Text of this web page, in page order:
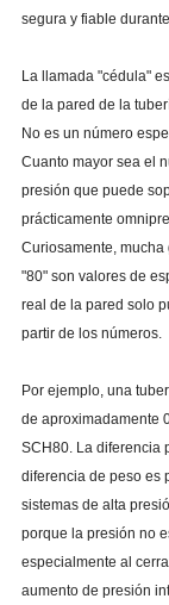
segura y fiable
La llamada "cédula"
de la pared de la
No es un número
Cuanto mayor sea el
presión que puede
prácticamente
Curiosamente,
"80" son valores de
real de la pared solo
partir de los números.
Por ejemplo, una
de aproximadamente
SCH80. La diferencia
diferencia de peso es
sistemas de alta
porque la presión no
especialmente al
aumento de presión